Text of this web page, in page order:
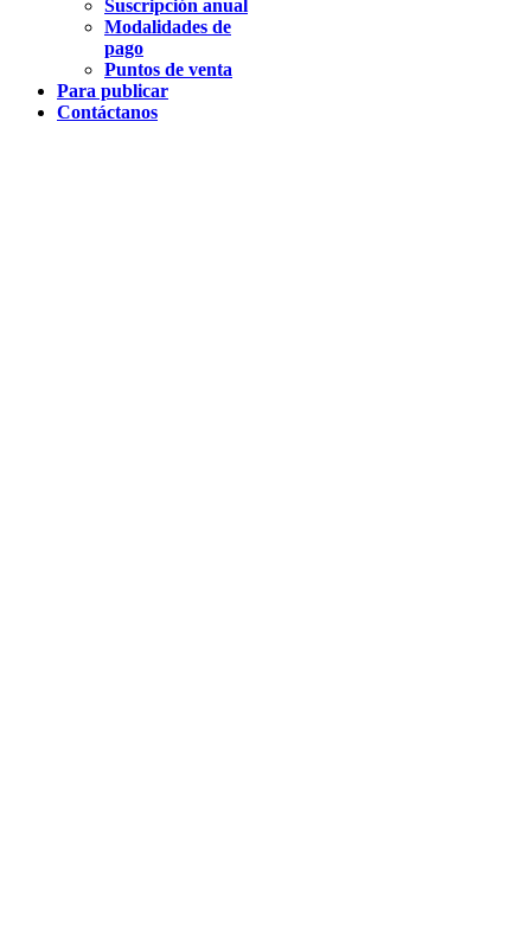
Suscripción anual
Modalidades de
pago
Puntos de venta
Para publicar
Contáctanos